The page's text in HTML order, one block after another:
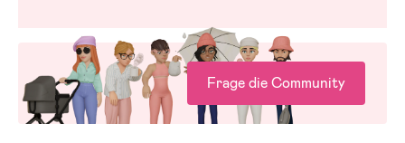
Frage die Community